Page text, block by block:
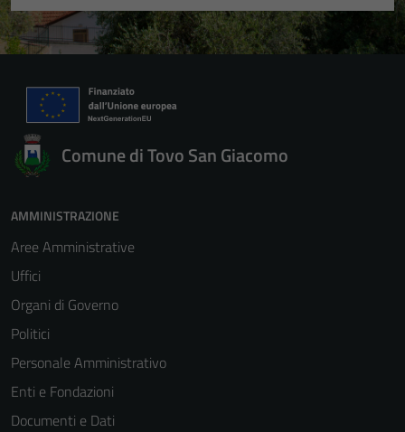
Comune di Tovo San Giacomo
AMMINISTRAZIONE
Aree Amministrative
Uffici
Organi di Governo
Politici
Personale Amministrativo
Enti e Fondazioni
Documenti e Dati